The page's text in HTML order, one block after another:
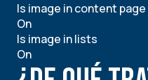
PARTICIPA
LA
EDICIÓN
#25
Is image in content page
On
Is image in lists
On